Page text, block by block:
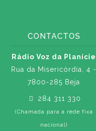
CONTACTOS
Rádio Voz da Planície
Rua da Misericórdia, 4 -
7800-285 Beja
284 311 330
(Chamada para a rede fixa
nacional)